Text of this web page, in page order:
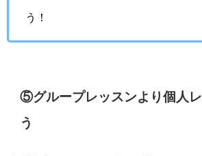
う！
⑤グループレッスンより個人
う